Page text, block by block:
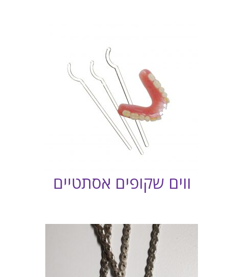
ווים שקופים אסתטיים